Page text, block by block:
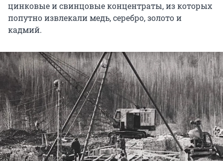
цинковые и свинцовые концентраты, из которых
попутно извлекали медь, серебро, золото и
кадмий.